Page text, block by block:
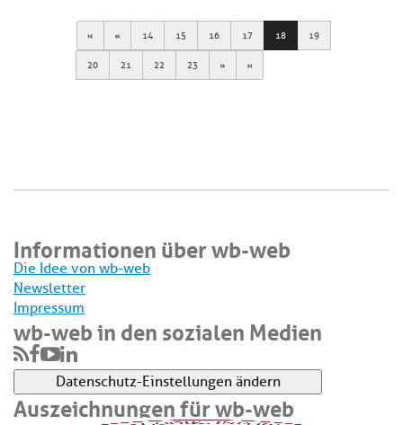
First Previous
14 15 16 17 18 19
20 21 22 23 Next Last
Informationen über wb-web
Die Idee von wb-web
Newsletter
Impressum
wb-web in den sozialen Medien
Datenschutz-Einstellungen ändern
Auszeichnungen für wb-web